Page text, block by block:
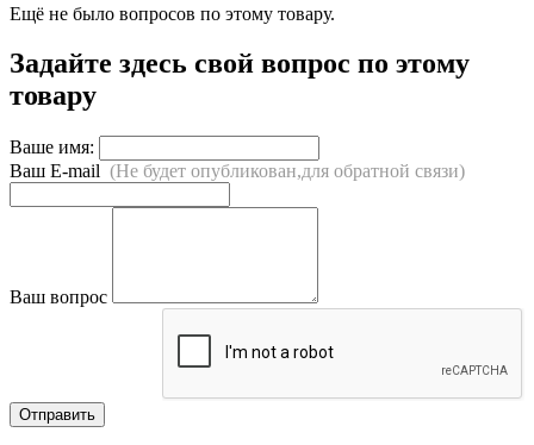
Ещё не было вопросов по этому товару.
Задайте здесь свой вопрос по этому
товару
Ваше имя:
Ваш E-mail (Не будет опубликован,для обратной связи)
Ваш вопрос
Отправить